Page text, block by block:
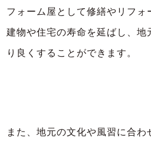
フォーム屋として修繕やリフォ
建物や住宅の寿命を延ばし、地
り良くすることができます。
また、地元の文化や風習に合わ